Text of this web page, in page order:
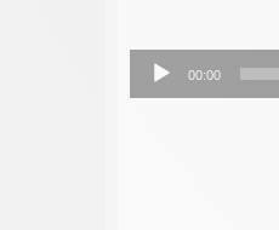
Lecteur
audio
00:00